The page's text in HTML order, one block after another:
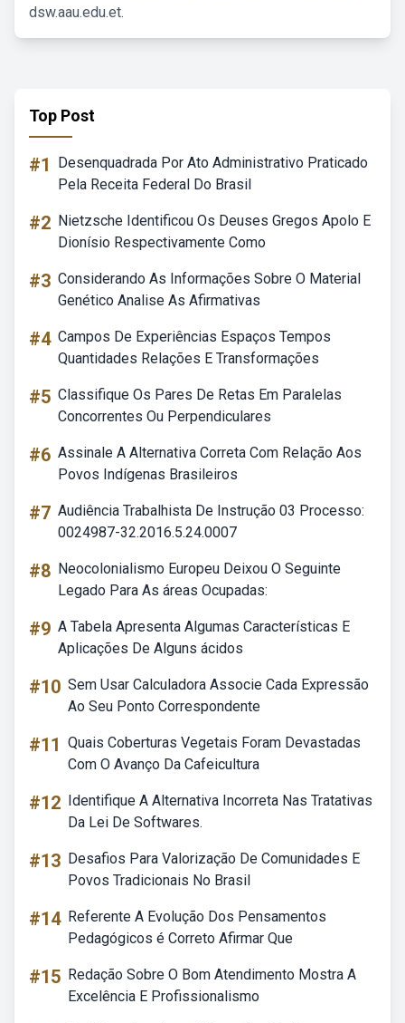
dsw.aau.edu.et.
Top Post
#1
Desenquadrada Por Ato Administrativo Praticado
Pela Receita Federal Do Brasil
#2 Nietzsche Identificou Os Deuses Gregos Apolo E
Dionísio Respectivamente Como
#3 Considerando As Informações Sobre O Material
Genético Analise As Afirmativas
#4 Campos De Experiências Espaços Tempos
Quantidades Relações E Transformações
#5 Classifique Os Pares De Retas Em Paralelas
Concorrentes Ou Perpendiculares
#6 Assinale A Alternativa Correta Com Relação Aos
Povos Indígenas Brasileiros
#7 Audiência Trabalhista De Instrução 03 Processo:
0024987-32.2016.5.24.0007
#8 Neocolonialismo Europeu Deixou O Seguinte
Legado Para As áreas Ocupadas:
#9 A Tabela Apresenta Algumas Características E
Aplicações De Alguns ácidos
#10 Sem Usar Calculadora Associe Cada Expressão
Ao Seu Ponto Correspondente
#11 Quais Coberturas Vegetais Foram Devastadas
Com O Avanço Da Cafeicultura
#12 Identifique A Alternativa Incorreta Nas Tratativas
Da Lei De Softwares.
#13 Desafios Para Valorização De Comunidades E
Povos Tradicionais No Brasil
#14 Referente A Evolução Dos Pensamentos
Pedagógicos é Correto Afirmar Que
#15 Redação Sobre O Bom Atendimento Mostra A
Excelência E Profissionalismo